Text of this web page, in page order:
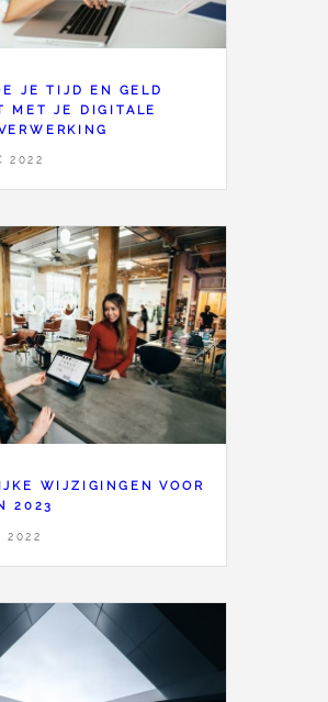
<
JE TIJD EN GELD
MET JE DIGITALE
2022
WIJZIGINGEN VOOR
2023
2022